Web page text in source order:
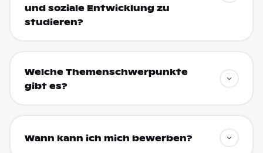
und soziale Entwicklung zu
studieren?
Welche Themenschwerpunkte
gibt es?
Wann kann ich mich bewerben?